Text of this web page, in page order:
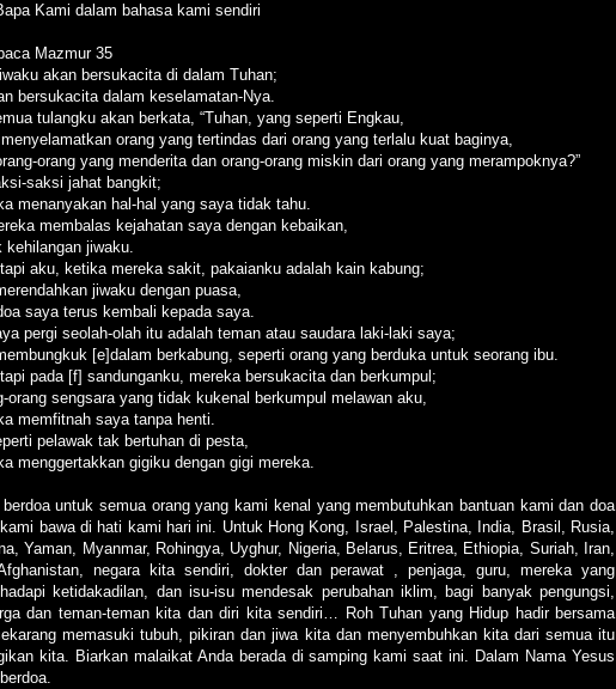
Kami dalam bahasa kami sendiri
Mazmur 35
akan bersukacita di dalam Tuhan;
bersukacita dalam keselamatan-Nya.
tulangku akan berkata, “Tuhan, yang seperti Engkau,
orang yang tertindas dari orang yang terlalu kuat baginya,
orang yang menderita dan orang-orang miskin dari orang yang merampoknya?”
saksi jahat bangkit;
menanyakan hal-hal yang saya tidak tahu.
membalas kejahatan saya dengan kebaikan,
kehilangan jiwaku.
aku, ketika mereka sakit, pakaianku adalah kain kabung;
jiwaku dengan puasa,
saya terus kembali kepada saya.
pergi seolah-olah itu adalah teman atau saudara laki-laki saya;
[e]dalam berkabung, seperti orang yang berduka untuk seorang ibu.
pada [f] sandunganku, mereka bersukacita dan berkumpul;
orang sengsara yang tidak kukenal berkumpul melawan aku,
memfitnah saya tanpa henti.
pelawak tak bertuhan di pesta,
menggertakkan gigiku dengan gigi mereka.
berdoa untuk semua orang yang kami kenal yang membutuhkan bantuan kami dan doa
bawa di hati kami hari ini. Untuk Hong Kong, Israel, Palestina, India, Brasil, Rusia,
Yaman, Myanmar, Rohingya, Uyghur, Nigeria, Belarus, Eritrea, Ethiopia, Suriah, Iran,
negara kita sendiri, dokter dan perawat , penjaga, guru, mereka yang
ketidakadilan, dan isu-isu mendesak perubahan iklim, bagi banyak pengungsi,
dan teman-teman kita dan diri kita sendiri… Roh Tuhan yang Hidup hadir bersama
memasuki tubuh, pikiran dan jiwa kita dan menyembuhkan kita dari semua itu
kita. Biarkan malaikat Anda berada di samping kami saat ini. Dalam Nama Yesus